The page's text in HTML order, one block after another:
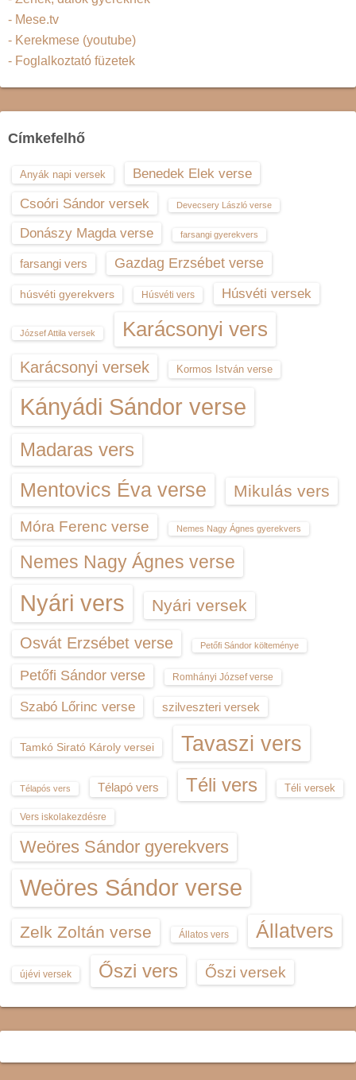
- Mese.tv
- Kerekmese (youtube)
- Foglalkoztató füzetek
Címkefelhő
Anyák napi versek
Benedek Elek verse
Csoóri Sándor versek
Devecsery László verse
Donászy Magda verse farsangi gyerekvers
farsangi vers Gazdag Erzsébet verse
húsvéti gyerekvers Húsvéti vers Húsvéti versek
József Attila versek Karácsonyi vers
Karácsonyi versek Kormos István verse
Kányádi Sándor verse
Madaras vers
Mentovics Éva verse Mikulás vers
Móra Ferenc verse Nemes Nagy Ágnes gyerekvers
Nemes Nagy Ágnes verse
Nyári vers Nyári versek
Osvát Erzsébet verse Petőfi Sándor költeménye
Petőfi Sándor verse Romhányi József verse
Szabó Lőrinc verse szilveszteri versek
Tamkó Sirató Károly versei Tavaszi vers
Télapós vers Télapó vers Téli vers Téli versek
Vers iskolakezdésre
Weöres Sándor gyerekvers
Weöres Sándor verse
Zelk Zoltán verse Állatos vers Állatvers
újévi versek Őszi vers Őszi versek